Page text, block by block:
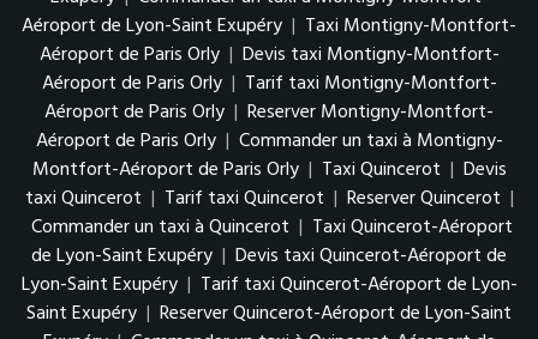
Aéroport de Lyon-Saint Exupéry | Taxi Montigny-Montfort-
Aéroport de Paris Orly | Devis taxi Montigny-Montfort-
Aéroport de Paris Orly | Tarif taxi Montigny-Montfort-
Aéroport de Paris Orly | Reserver Montigny-Montfort-
Aéroport de Paris Orly | Commander un taxi à Montigny-
Montfort-Aéroport de Paris Orly | Taxi Quincerot | Devis
taxi Quincerot | Tarif taxi Quincerot | Reserver Quincerot |
Commander un taxi à Quincerot | Taxi Quincerot-Aéroport
de Lyon-Saint Exupéry | Devis taxi Quincerot-Aéroport de
Lyon-Saint Exupéry | Tarif taxi Quincerot-Aéroport de Lyon-
Saint Exupéry | Reserver Quincerot-Aéroport de Lyon-Saint